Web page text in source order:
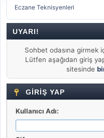
Eczane Teknisyenleri
UYARI!
Sohbet odasına girmek
Lütfen aşağıdan giriş
sitesinde
GIRIŞ YAP
Kullanıcı Adı: